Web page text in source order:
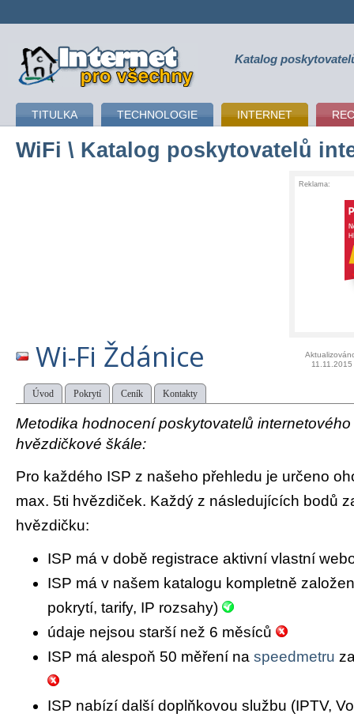
připojení k internetu Katalog
TITULKA TECHNOLOGIE INTERNET
WiFi \ Katalog poskytovatelů
Reklama:
Wi-Fi Ždánice
11.11.2015
Úvod Pokrytí Ceník Kontakty
Metodika hodnocení poskytovatelů
hvězdičkové škále:
Pro každého ISP z našeho přehledu je určeno
max. 5ti hvězdiček. Každý z následujících bodů
hvězdičku:
ISP má v době registrace aktivní vlastní
ISP má v našem katalogu kompletně
pokrytí, tarify, IP rozsahy)
údaje nejsou starší než 6 měsíců
ISP má alespoň 50 měření na speedmetru
ISP nabízí další doplňkovou službu (IPTV,